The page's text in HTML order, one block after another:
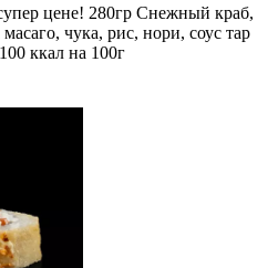
цене! 280гр Снежный краб,
чука, рис, нори, соус тар
ккал на 100г